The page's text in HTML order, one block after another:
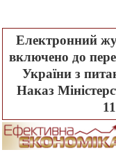
Електронний
включено до
України з
Наказ